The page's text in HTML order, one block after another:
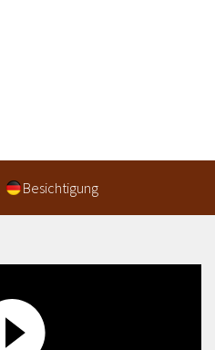
Besichtigung